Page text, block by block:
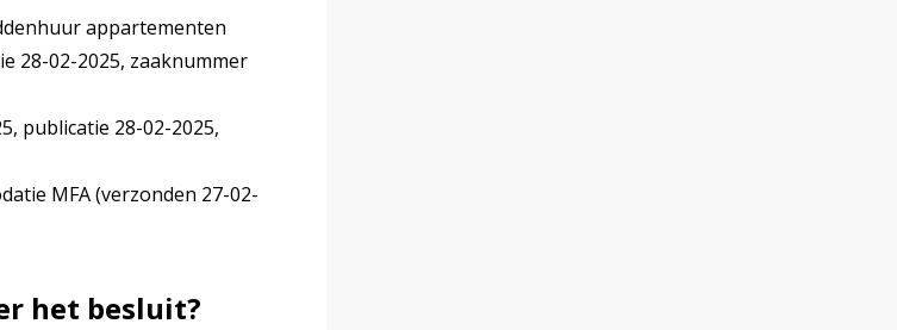
appartementen
28-02-2025, zaaknummer
publicatie 28-02-2025,
MFA (verzonden 27-02-
het besluit?